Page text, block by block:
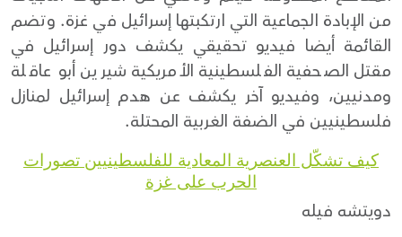
من الإبادة الجماعية التي ارتكبتها إسرائيل في غزة. وتضم
القائمة أيضا فيديو تحقيقي يكشف دور إسرائيل في
مقتل الصحفية الفلسطينية الأمريكية شيرين أبو عاقلة
ومدنيين، وفيديو آخر يكشف عن هدم إسرائيل لمنازل
فلسطينيين في الضفة الغربية المحتلة.
كيف تشكّل العنصرية المعادية للفلسطينيين تصورات
الحرب على غزة
دويتشه فيله